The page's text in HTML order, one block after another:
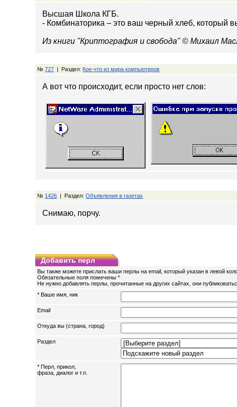
Высшая Школа КГБ.
- Комбинаторика – это ваш черный хлеб, который
Из книги "Криптография и свобода" © Михаил
№727 | Раздел: Кое-что из мира компьютеров
А вот что происходит, если просто нет слов:
№ 1426 | Раздел:Объявления в газетах
Снимаю, порчу.
Добавить перл
Вы также можете прислать ваши перлы на email, который указан в левой
Обязательные поля помечены *
Не нужно добавлять перлы, прочитанные на других сайтах, они
* Ваше имя, ник
Email
Откуда вы (страна, город)
Раздел
* Перл, прикол,
фраза, диалог и т.п.